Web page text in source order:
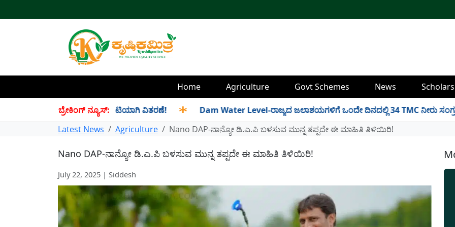
Home Agriculture Govt Schemes News
ಬ್ರೇಕಿಂಗ್ ನ್ಯೂಸ್:
ಸೆಪ್ಟೆಂಬರ್ ತಿಂಗಳ ಪಡಿತರ ಜಂಟಿಯಾಗಿ ವಿತರಣೆ! ✱ Dam Water Level-ರಾಜ್ಯದ ಜಲಾಶಯಗಳಿಗೆ ಒಂದೇ ದಿನದಲ್ಲಿ 34 TMC ನೀರು ಸಂಗ್ರಹ!
Latest News
Agriculture Nano DAP-ನಾನ್ಯೋ ಡಿ.ಎ.ಪಿ ಬಳಸುವ ಮುನ್ನ ತಪ್ಪದೇ ಈ ಮಾಹಿತಿ ತಿಳಿಯಿರಿ!
Nano DAP-ನಾನ್ಯೋ ಡಿ.ಎ.ಪಿ ಬಳಸುವ ಮುನ್ನ ತಪ್ಪದೇ ಈ ಮಾಹಿತಿ ತಿಳಿಯಿರಿ!
July 22, 2025 | Siddesh